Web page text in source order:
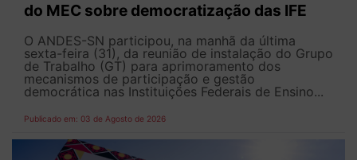
do MEC sobre democratização das IFE
O ANDES-SN participou, na manhã da última
sexta-feira (31), da reunião de instalação do Grupo
de Trabalho (GT) para aprimoramento dos
mecanismos de participação e gestão
democrática nas Instituições Federais de Ensino...
Publicado em: 03 de Agosto de 2026